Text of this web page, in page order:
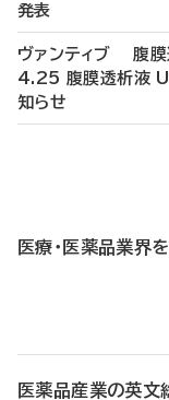
発表
ヴァンティブ 腹膜
4.25 腹膜透析液
知らせ
医療・医薬品業界
医薬品産業の英文